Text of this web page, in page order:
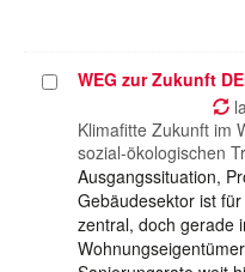
ProjektWEG zur Zukunft
Klimafitte Zukunft im
sozial-ökologischen
Ausgangssituation,
Gebäudesektor ist
zentral, doch gerade